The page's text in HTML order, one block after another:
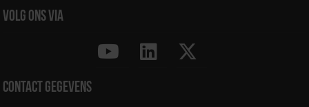
Volg ons via
Contact gegevens